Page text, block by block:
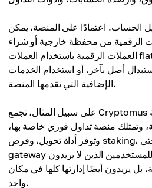
الحساب. اعتمادًا على المنصة، يمكن
الرقمية من محفظة خارجية أو شراء
العملات الرقمية باستخدام العملات fiat. بمجرد توفر الأموال،
أصل بآخر، أو استخدام الخدمات
الإضافية التي تقدمها المنصة.
على سبيل المثال، تجمع Cryptomus عدة ميزات في منظومة
وتمتلك منصة تداول فوري خاصة بها،
وتوفر أداة تحويل، وفرص staking، وبطاقات عملات رقمية، وحتى
gateway لأعمالك. وهذا مناسب للمستخدمين الذين لا يريدون
بل يريدون أيضًا إدارتها كلها في مكان
واحد.